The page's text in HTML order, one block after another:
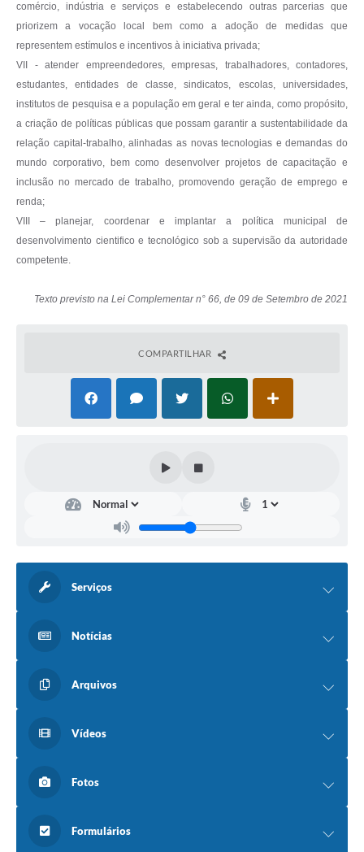
comércio, indústria e serviços e estabelecendo outras parcerias que
priorizem a vocação local bem como a adoção de medidas que
representem estímulos e incentivos à iniciativa privada;
VII - atender empreendedores, empresas, trabalhadores, contadores,
estudantes, entidades de classe, sindicatos, escolas, universidades,
institutos de pesquisa e a população em geral e ter ainda, como propósito,
a criação de políticas públicas que possam garantir a sustentabilidade da
relação capital-trabalho, alinhadas as novas tecnologias e demandas do
mundo corporativo, bem como desenvolver projetos de capacitação e
inclusão no mercado de trabalho, promovendo geração de emprego e
renda;
VIII – planejar, coordenar e implantar a política municipal de
desenvolvimento cientifico e tecnológico sob a supervisão da autoridade
competente.
Texto previsto na Lei Complementar n° 66, de 09 de Setembro de 2021
COMPARTILHAR
Serviços
Notícias
Arquivos
Vídeos
Fotos
Formulários